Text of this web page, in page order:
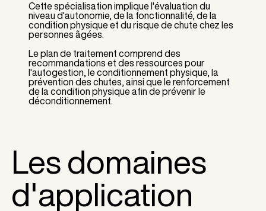
Cette spécialisation implique l'évaluation du
niveau d'autonomie, de la fonctionnalité, de la
condition physique et du risque de chute chez les
personnes âgées.
Le plan de traitement comprend des
recommandations et des ressources pour
l'autogestion, le conditionnement physique, la
prévention des chutes, ainsi que le renforcement
de la condition physique afin de prévenir le
déconditionnement.
Les domaines
d'application